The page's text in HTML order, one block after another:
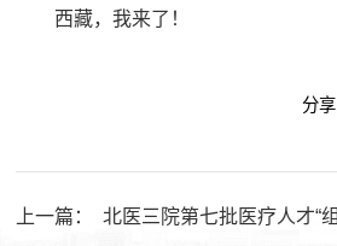
西藏，我来了！
分享
上一篇： 北医三院第七批医疗人才“